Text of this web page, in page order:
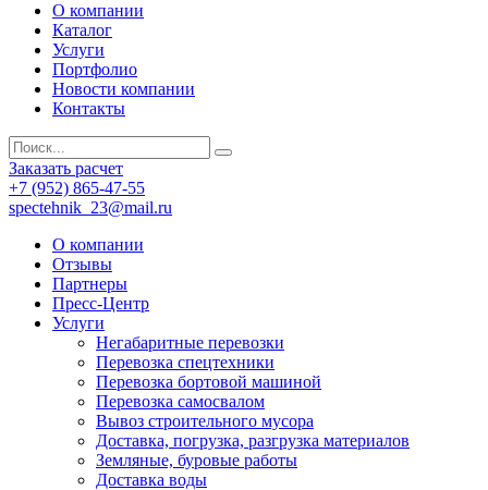
О компании
Каталог
Услуги
Портфолио
Новости компании
Контакты
Заказать расчет
+7 (952) 865-47-55
spectehnik_23@mail.ru
О компании
Отзывы
Партнеры
Пресс-Центр
Услуги
Негабаритные перевозки
Перевозка спецтехники
Перевозка бортовой машиной
Перевозка самосвалом
Вывоз строительного мусора
Доставка, погрузка, разгрузка материалов
Земляные, буровые работы
Доставка воды